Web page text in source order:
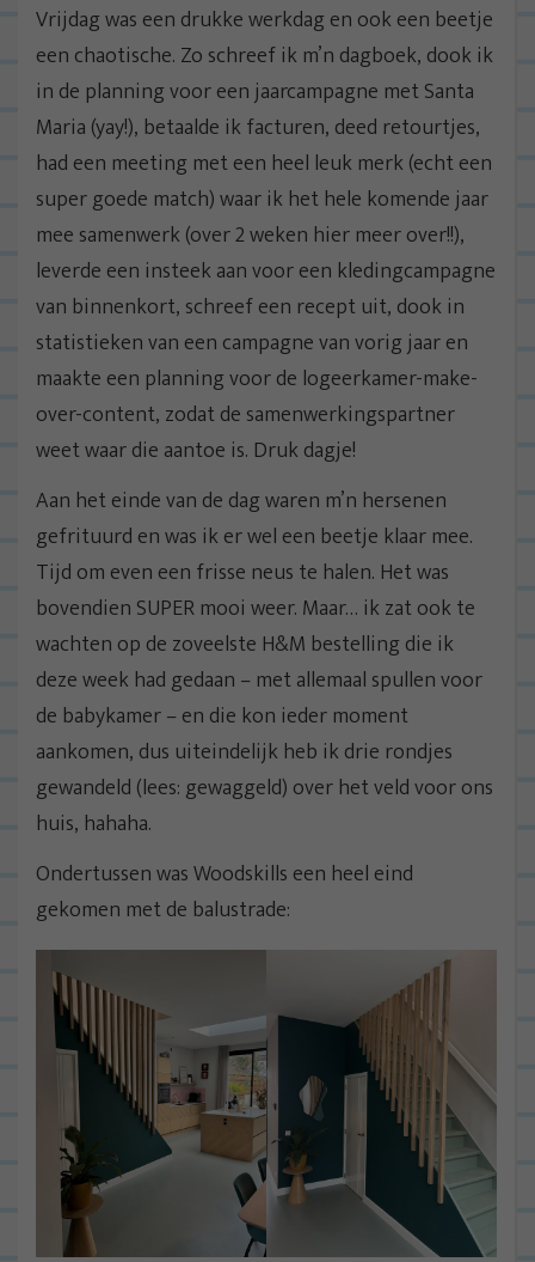
Vrijdag was een drukke werkdag en ook een beetje
een chaotische. Zo schreef ik m’n dagboek, dook ik
in de planning voor een jaarcampagne met Santa
Maria (yay!), betaalde ik facturen, deed retourtjes,
had een meeting met een heel leuk merk (echt een
super goede match) waar ik het hele komende jaar
mee samenwerk (over 2 weken hier meer over!!),
leverde een insteek aan voor een kledingcampagne
van binnenkort, schreef een recept uit, dook in
statistieken van een campagne van vorig jaar en
maakte een planning voor de logeerkamer-make-
over-content, zodat de samenwerkingspartner
weet waar die aantoe is. Druk dagje!
Aan het einde van de dag waren m’n hersenen
gefrituurd en was ik er wel een beetje klaar mee.
Tijd om even een frisse neus te halen. Het was
bovendien SUPER mooi weer. Maar… ik zat ook te
wachten op de zoveelste H&M bestelling die ik
deze week had gedaan – met allemaal spullen voor
de babykamer – en die kon ieder moment
aankomen, dus uiteindelijk heb ik drie rondjes
gewandeld (lees: gewaggeld) over het veld voor ons
huis, hahaha.
Ondertussen was Woodskills een heel eind
gekomen met de balustrade: